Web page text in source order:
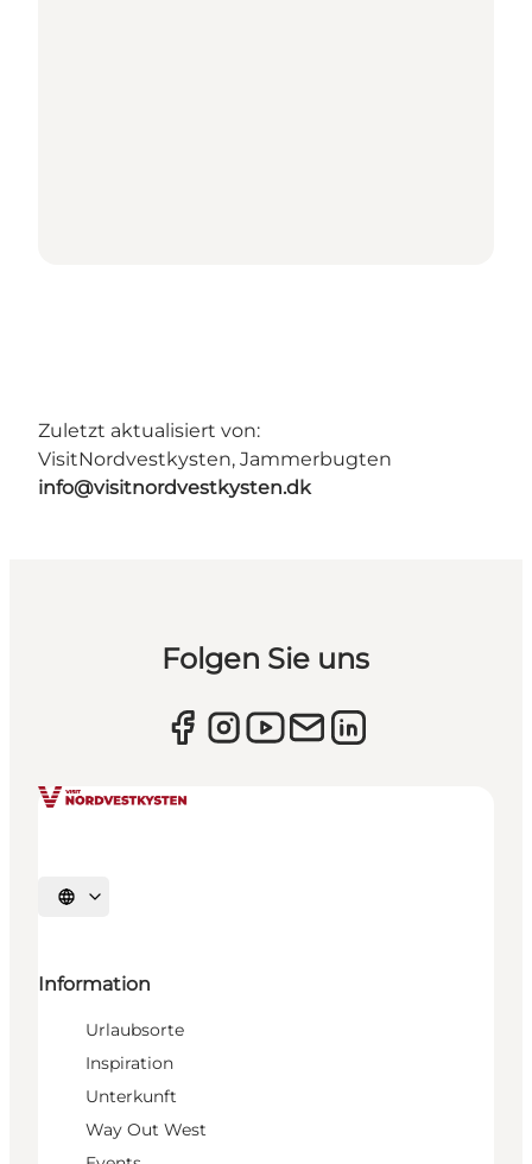
Zuletzt aktualisiert von:
VisitNordvestkysten, Jammerbugten
info@visitnordvestkysten.dk
Folgen Sie uns
Sprache auswählen
Information
Urlaubsorte
Inspiration
Unterkunft
Way Out West